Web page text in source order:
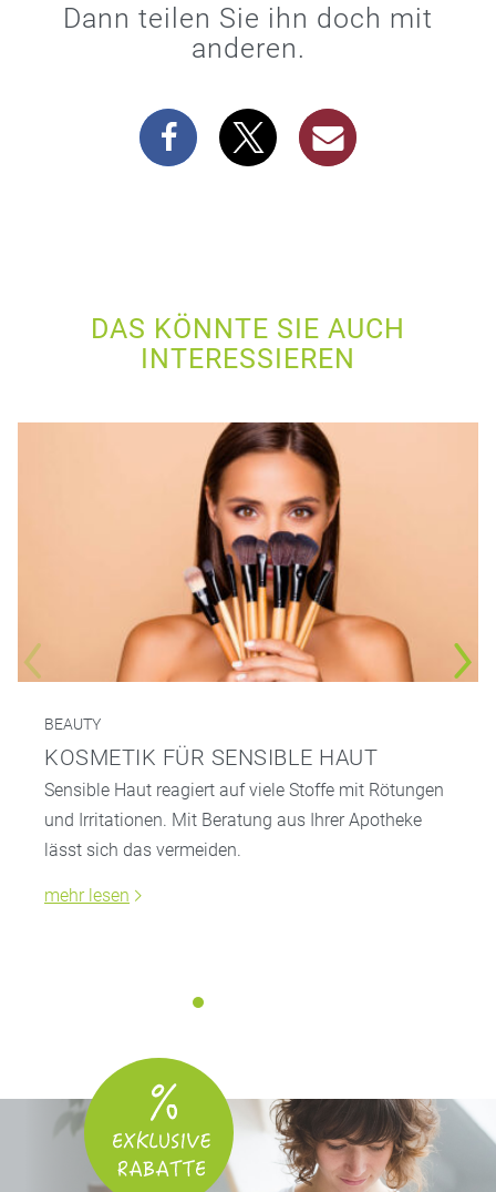
Dann teilen Sie ihn doch mit
anderen.
DAS KÖNNTE SIE AUCH
INTERESSIEREN
BEAUTY
KOSMETIK FÜR SENSIBLE HAUT
Sensible Haut reagiert auf viele Stoffe mit Rötungen
und Irritationen. Mit Beratung aus Ihrer Apotheke
lässt sich das vermeiden.
mehr lesen